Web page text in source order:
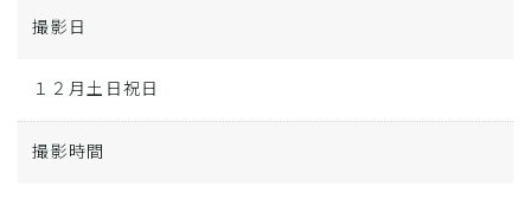
撮影日
１２月土日祝日
撮影時間